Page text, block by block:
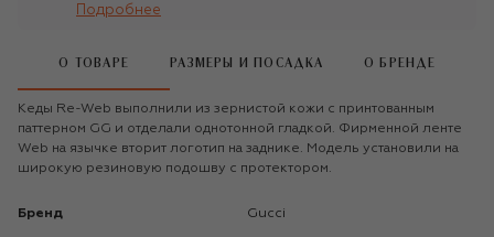
Подробнее
О ТОВАРЕ РАЗМЕРЫ И ПОСАДКА О БРЕНДЕ
Кеды Re-Web выполнили из зернистой кожи с принтованным
паттерном GG и отделали однотонной гладкой. Фирменной ленте
Web на язычке вторит логотип на заднике. Модель установили на
широкую резиновую подошву с протектором.
Бренд Gucci